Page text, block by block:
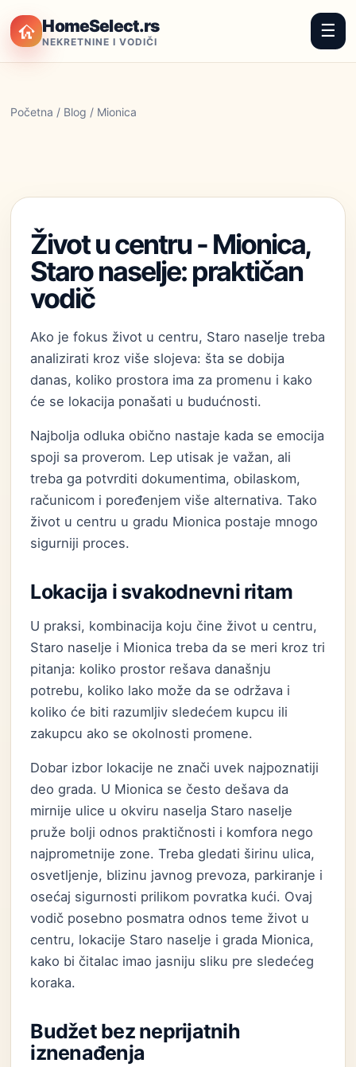
HomeSelect.rs
NEKRETNINE I VODIČI
☰
Početna / Blog / Mionica
Život u centru - Mionica,
Staro naselje: praktičan
vodič
Ako je fokus život u centru, Staro naselje treba
analizirati kroz više slojeva: šta se dobija
danas, koliko prostora ima za promenu i kako
će se lokacija ponašati u budućnosti.
Najbolja odluka obično nastaje kada se emocija
spoji sa proverom. Lep utisak je važan, ali
treba ga potvrditi dokumentima, obilaskom,
računicom i poređenjem više alternativa. Tako
život u centru u gradu Mionica postaje mnogo
sigurniji proces.
Lokacija i svakodnevni ritam
U praksi, kombinacija koju čine život u centru,
Staro naselje i Mionica treba da se meri kroz tri
pitanja: koliko prostor rešava današnju
potrebu, koliko lako može da se održava i
koliko će biti razumljiv sledećem kupcu ili
zakupcu ako se okolnosti promene.
Dobar izbor lokacije ne znači uvek najpoznatiji
deo grada. U Mionica se često dešava da
mirnije ulice u okviru naselja Staro naselje
pruže bolji odnos praktičnosti i komfora nego
najprometnije zone. Treba gledati širinu ulica,
osvetljenje, blizinu javnog prevoza, parkiranje i
osećaj sigurnosti prilikom povratka kući. Ovaj
vodič posebno posmatra odnos teme život u
centru, lokacije Staro naselje i grada Mionica,
kako bi čitalac imao jasniju sliku pre sledećeg
koraka.
Budžet bez neprijatnih
iznenađenja